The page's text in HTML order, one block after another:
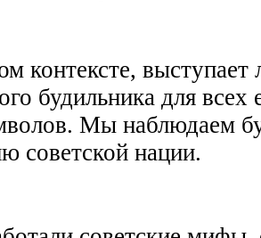
контексте,
будильника для всех
Мы наблюдаем
советской нации.